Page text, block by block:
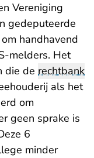
Vereniging
gedeputeerde
handhavend
melders. Het
die de rechtbank
als het
om
geen sprake is
6
minder